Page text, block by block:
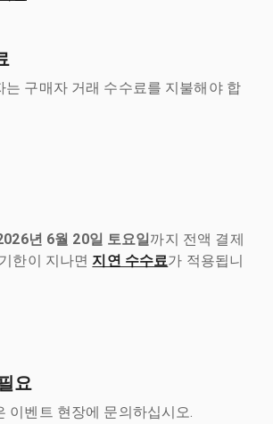
는 구매자 거래 수수료를 지불해야 합
년 6월 20일 토요일까지 전액 결제
한이 지나면 지연 수수료가 적용됩니
요
이벤트 현장에 문의하십시오.